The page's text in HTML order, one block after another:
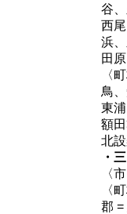
谷
西
浜
田
〈
鳥
東
額田
北
・
〈
〈
郡 =